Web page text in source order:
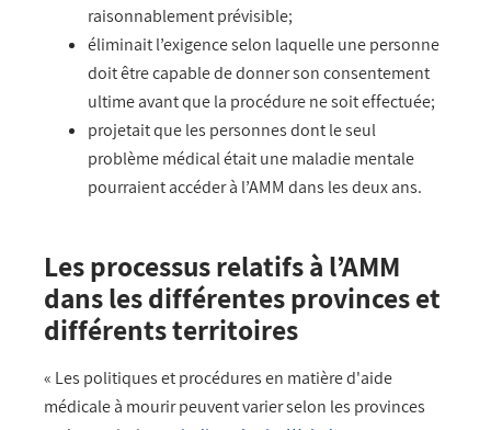
raisonnablement prévisible;
éliminait l’exigence selon laquelle une personne
doit être capable de donner son consentement
ultime avant que la procédure ne soit effectuée;
projetait que les personnes dont le seul
problème médical était une maladie mentale
pourraient accéder à l’AMM dans les deux ans.
Les processus relatifs à l’AMM
dans les différentes provinces et
différents territoires
« Les politiques et procédures en matière d'aide
médicale à mourir peuvent varier selon les provinces